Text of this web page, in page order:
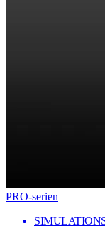
PRO-serien